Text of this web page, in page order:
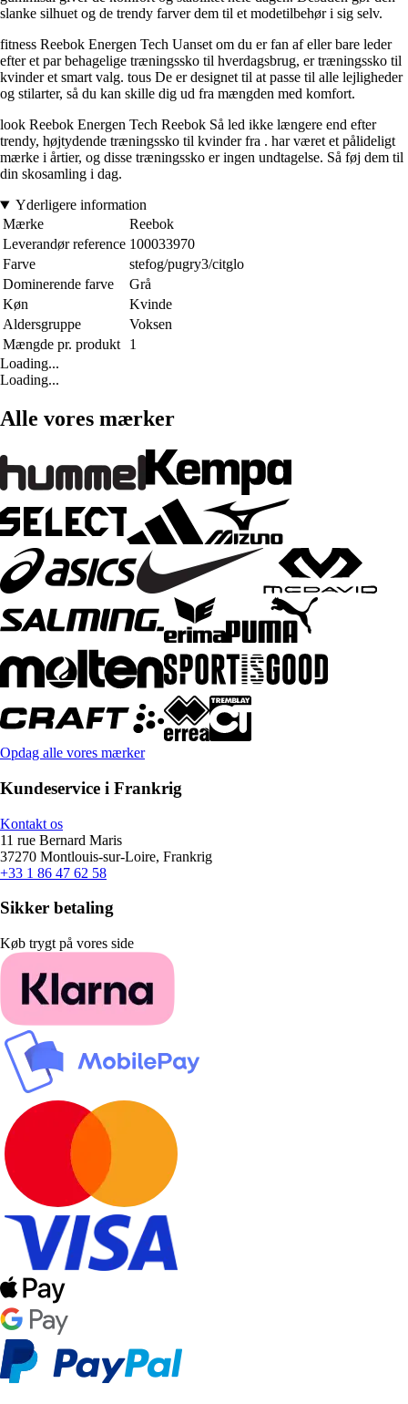
slanke silhuet og de trendy farver dem til et modetilbehør i sig selv.
fitness Reebok Energen Tech Uanset om du er fan af eller bare leder
efter et par behagelige træningssko til hverdagsbrug, er træningssko til
kvinder et smart valg. tous De er designet til at passe til alle lejligheder
og stilarter, så du kan skille dig ud fra mængden med komfort.
look Reebok Energen Tech Reebok Så led ikke længere end efter
trendy, højtydende træningssko til kvinder fra . har været et pålideligt
mærke i årtier, og disse træningssko er ingen undtagelse. Så føj dem til
din skosamling i dag.
Yderligere information
Mærke
Reebok
Leverandør reference 100033970
Farve
stefog/pugry3/citglo
Dominerende farve
Grå
Køn
Kvinde
Aldersgruppe
Voksen
Mængde pr. produkt
1
Loading...
Loading...
Alle vores mærker
Opdag alle vores mærker
Kundeservice i Frankrig
Kontakt os
11 rue Bernard Maris
37270 Montlouis-sur-Loire, Frankrig
+33 1 86 47 62 58
Sikker betaling
Køb trygt på vores side